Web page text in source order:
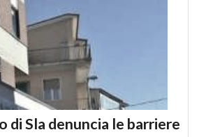
di Sla denuncia le barriere